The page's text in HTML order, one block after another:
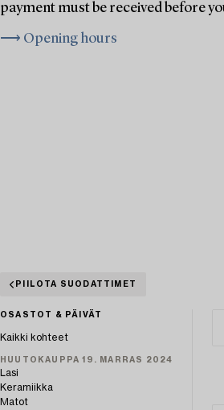
payment must be received before
⟶ Opening hours
PIILOTA SUODATTIMET
OSASTOT & PÄIVÄT
Kaikki kohteet
HUUTOKAUPPA 19. MARRAS 2024
Lasi
Keramiikka
Matot